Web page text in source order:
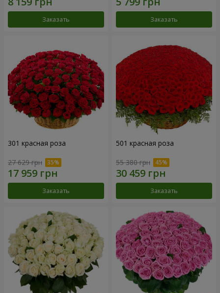
Заказать Заказать
301 красная роза
27 629 грн
Заказать
501 красная роза
55 380 грн
Заказать